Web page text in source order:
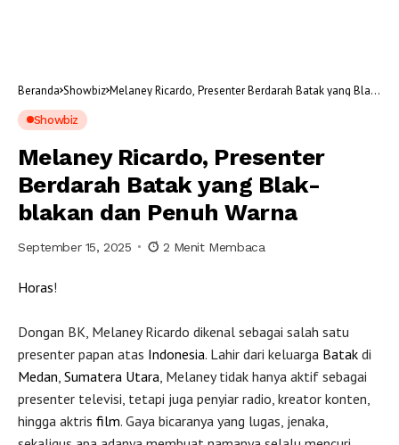
Beranda Showbiz Melaney Ricardo, Presenter Berdarah Batak yang Blak-
Showbiz
Melaney Ricardo, Presenter
Berdarah Batak yang Blak-
blakan dan Penuh Warna
September 15, 2025 2 Menit Membaca
Horas!
Dongan BK, Melaney Ricardo dikenal sebagai salah satu
presenter papan atas Indonesia. Lahir dari keluarga Batak di
Medan Sumatera Utara , Melaney tidak hanya aktif sebagai
presenter televisi, tetapi juga penyiar radio, kreator konten,
hingga aktris film. Gaya bicaranya yang lugas, jenaka,